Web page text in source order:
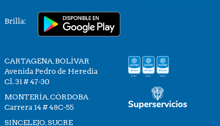
Brilla:
CARTAGENA, BOLÍVAR
Avenida Pedro de Heredia
Cl. 31 # 47-30
MONTERÍA, CÓRDOBA
Carrera 14 # 48C-55
SINCELEJO, SUCRE